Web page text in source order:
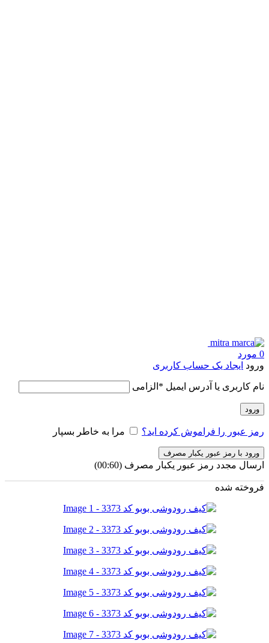
0 مورد
ورود ایجاد یک حساب کاربری
نام کاربری یا آدرس ایمیل * الزامی
ورود
رمز عبور را فراموش کرده اید؟ مرا به خاطر بسپار
ورود با رمز عبور یکبار مصرف
ارسال مجدد رمز عبور یکبار مصرف (00:
60
)
فروخته شده